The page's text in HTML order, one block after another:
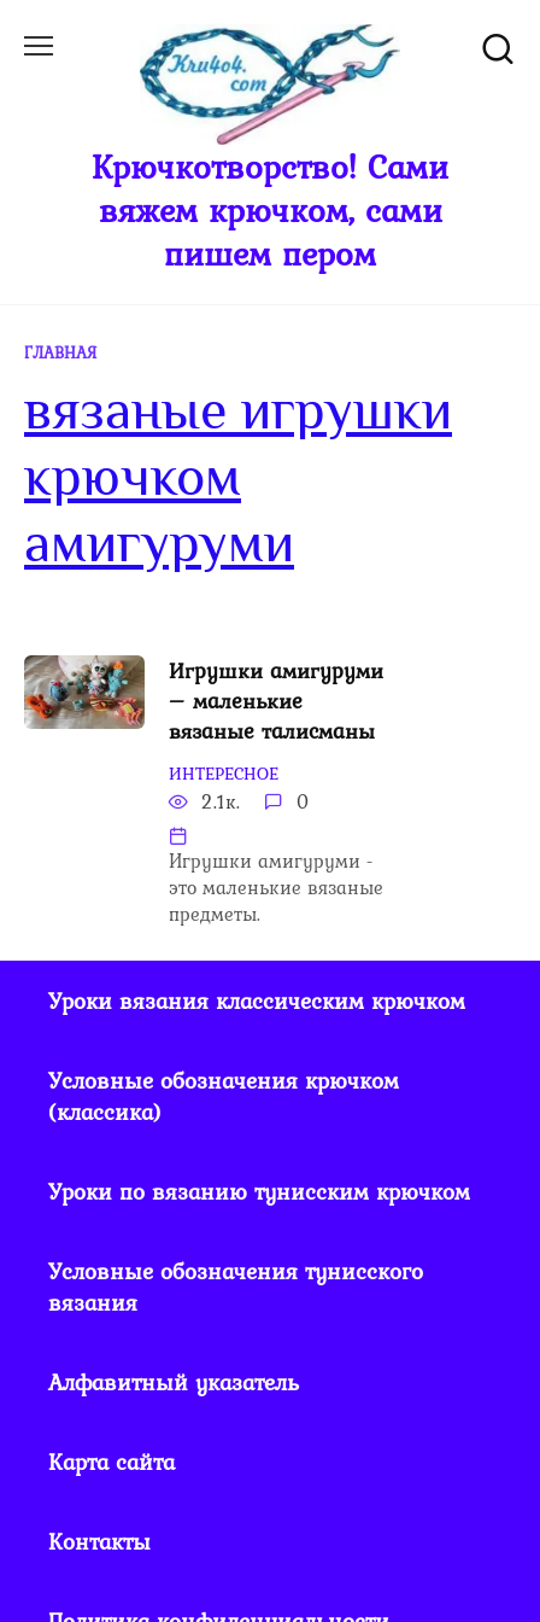
Крючкотворство! Сами
вяжем крючком, сами
пишем пером
ГЛАВНАЯ
вязаные игрушки
крючком
амигуруми
Игрушки амигуруми
– маленькие
вязаные талисманы
ИНТЕРЕСНОЕ
2.1к. 0
Игрушки амигуруми -
это маленькие вязаные
предметы.
Уроки вязания классическим крючком
Условные обозначения крючком
(классика)
Уроки по вязанию тунисским крючком
Условные обозначения тунисского
вязания
Алфавитный указатель
Карта сайта
Контакты